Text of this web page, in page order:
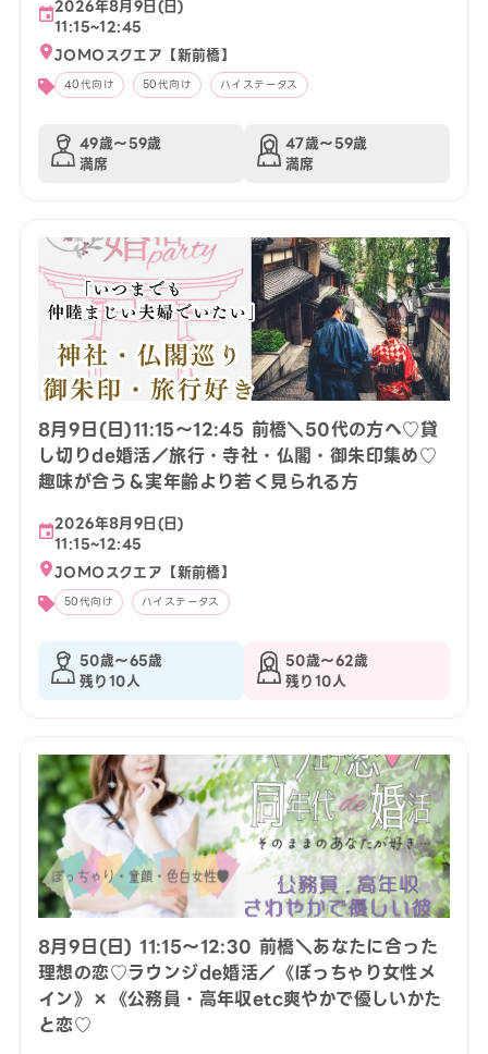
2026年8月9日(日)
11:15~12:45
JOMOスクエア【新前橋】
40代向け 50代向け ハイステータス
49歳〜59歳
満席
47歳〜59歳
満席
8月9日(日)11:15〜12:45 前橋＼50代の方へ♡貸
し切りde婚活／旅行・寺社・仏閣・御朱印集め♡
趣味が合う＆実年齢より若く見られる方
2026年8月9日(日)
11:15~12:45
JOMOスクエア【新前橋】
50代向け ハイステータス
50歳〜65歳
残り10人
50歳〜62歳
残り10人
8月9日(日) 11:15〜12:30 前橋＼あなたに合った
理想の恋♡ラウンジde婚活／《ぽっちゃり女性メ
イン》×《公務員・高年収etc爽やかで優しいかた
と恋♡